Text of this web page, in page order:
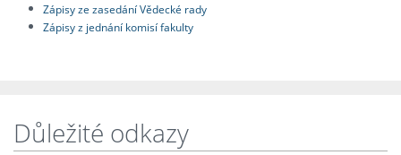
Zápisy ze zasedání Vědecké rady
Zápisy z jednání komisí fakulty
Důležité odkazy